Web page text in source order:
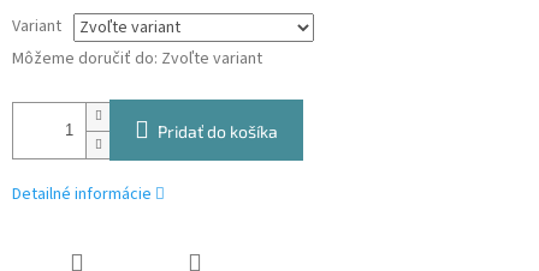
Variant
Môžeme doručiť do: Zvoľte variant
Pridať do košíka
Detailné informácie